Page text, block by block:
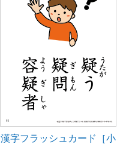
漢字フラッシュカード［小